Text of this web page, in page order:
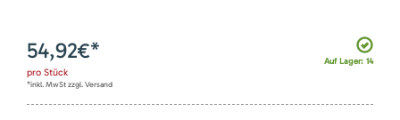
Auf Lager: 14
54,92€*
pro Stück
*inkl. MwSt zzgl. Versand